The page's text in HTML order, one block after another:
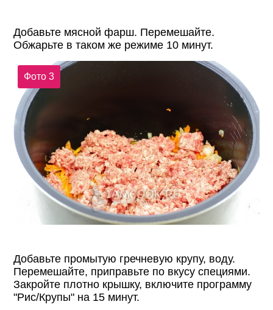
Добавьте мясной фарш. Перемешайте.
Обжарьте в таком же режиме 10 минут.
Фото 3
Добавьте промытую гречневую крупу, воду.
Перемешайте, приправьте по вкусу специями.
Закройте плотно крышку, включите программу
"Рис/Крупы" на 15 минут.